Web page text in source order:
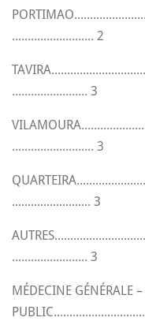
.......................... 2
........................ 3
.......................... 3
......................... 3
........................ 3
MÉDECINE GÉNÉRALE –